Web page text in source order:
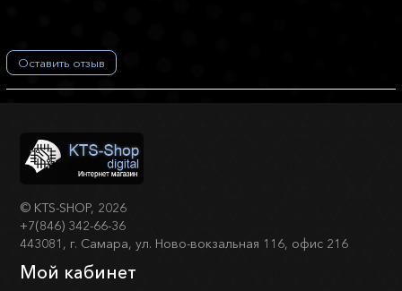
Оставить отзыв
© KTS-SHOP, 2026
+7(846) 342-66-36
443081, г. Самара, ул. Ново-вокзальная 116, офис 216
Мой кабинет